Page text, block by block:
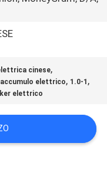
cinese,
elettrico, 1.0-1 ,
elettrico